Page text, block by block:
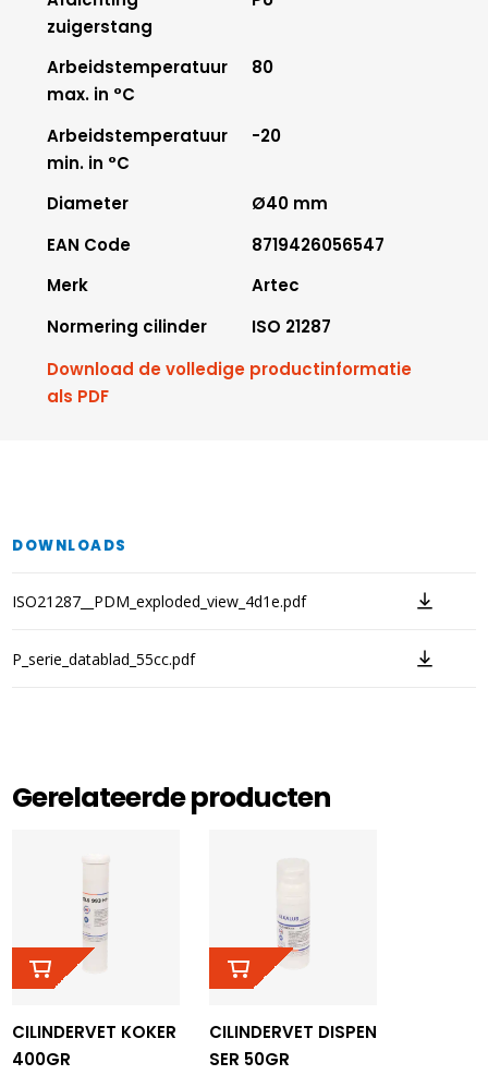
zuigerstang
Arbeidstemperatuur
max. in °C
80
Arbeidstemperatuur
min. in °C
-20
Diameter
Ø40 mm
EAN Code
8719426056547
Merk
Artec
Normering cilinder
ISO 21287
Download de volledige productinformatie
als PDF
DOWNLOADS
ISO21287__PDM_exploded_view_4d1e.pdf
P_serie_datablad_55cc.pdf
Gerelateerde producten
CILINDERVET KOKER
400GR
CILINDERVET DISPEN
SER 50GR